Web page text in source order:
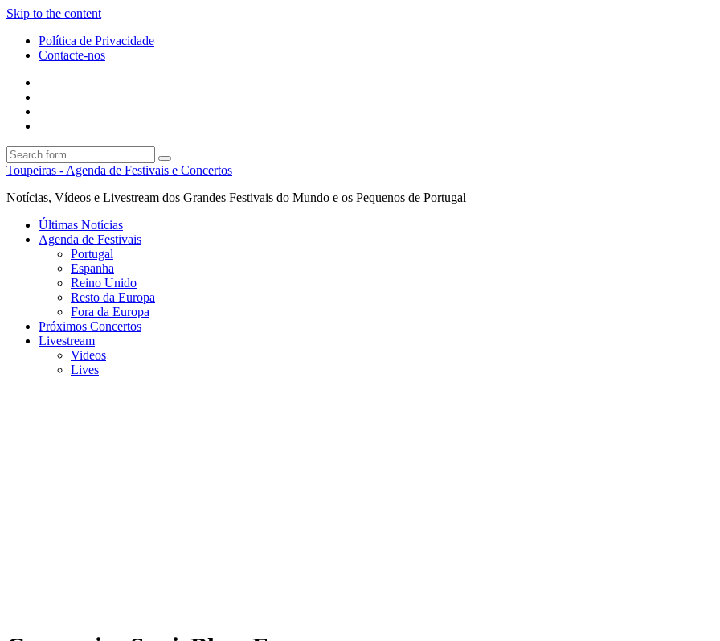
Skip to the content
Política de Privacidade
Contacte-nos
Search
Toupeiras - Agenda de Festivais e Concertos
Notícias, Vídeos e Livestream dos Grandes Festivais do Mundo e os Pequenos de Portugal
Últimas Notícias
Agenda de Festivais
Portugal
Espanha
Reino Unido
Resto da Europa
Fora da Europa
Próximos Concertos
Livestream
Videos
Lives